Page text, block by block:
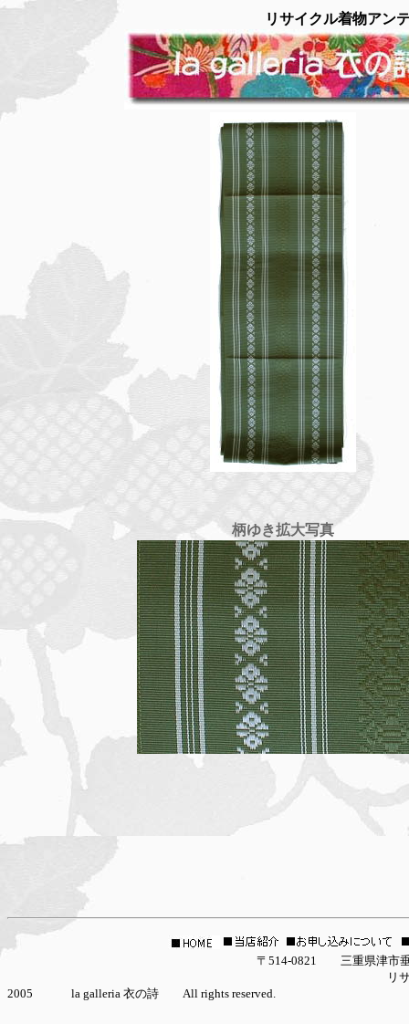
リサイクル着物アン
柄ゆき拡大写真
〒514-0821 三重県津市垂水2927-16 la
リサイクル着物/アンティーク着物/中古
2005 la galleria 衣の詩 All rights reserved.